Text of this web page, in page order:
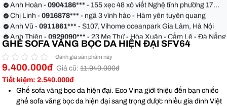
quận Bình Thạnh
Chị Linh - 0916878***
- ngã 3 vĩnh hảo - Hàm yên tuyên quang
Anh Vũ -
0911861***
- S107, Vihome oceanpark Gia Lâm, Hà Nội
Anh Thiện -
0929090***
- 23 Mẹ Thứ - Hòa Xuân - Cẩm Lệ - Đà Nẵng
Chị Hoa -0988068*** - 56 Nguyễn Khang, Cầu Giấy
Anh Việt - 0349582***
- Toà Moonlight An Lạc, Vân Canh Hoài Đức
Anh Hoàn -0904186***- 155 xẹc 48 xô viết Nghệ tĩnh phường 17
quận Bình Thạnh
Chị Linh - 0916878***
Anh Vũ -
0911861*** - S107, Vihome oceanpark Gia Lâm, Hà Nội
GHẾ SOFA VĂNG BỌC DA HIỆN ĐẠI SFV64
Đánh giá sản phẩm này
9.400.000đ Giá cũ:11.940.000đ
Tiết kiệm: 2.540.000đ
Ghế sofa văng bọc da hiện đại. Eco Vina giới thiệu đến bạn chiếc
ghế sofa văng bọc da hiện đại sang trọng được nhiều gia đình Việt